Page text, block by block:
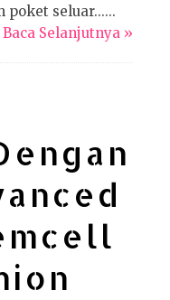
seluar......
Baca Selanjutnya »